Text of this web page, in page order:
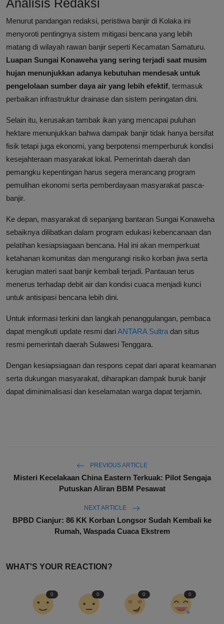
Analisis Redaksi
Menurut pandangan redaksi, peristiwa banjir di Kolaka ini
menyoroti pentingnya sistem mitigasi bencana yang lebih
matang di wilayah rawan banjir seperti Kecamatan Samaturu.
Luapan Sungai Konaweha yang sering terjadi saat musim
hujan menunjukkan adanya kebutuhan mendesak untuk
pengelolaan sumber daya air yang lebih efektif, termasuk
perbaikan infrastruktur drainase dan sistem peringatan dini.
Selain itu, kerusakan tambak ikan yang mencapai puluhan
hektare menunjukkan bahwa dampak banjir tidak hanya bersifat
fisik tetapi juga ekonomi, yang berpotensi memperburuk kondisi
kesejahteraan masyarakat lokal. Pemerintah daerah dan
pemangku kepentingan harus segera merancang program
pemulihan ekonomi serta pemberdayaan masyarakat pasca-
banjir.
Ke depan, masyarakat di sepanjang bantaran Sungai Konaweha
sebaiknya dilibatkan dalam program edukasi kebencanaan dan
pelatihan kesiapsiagaan bencana. Hal ini akan memperkuat
ketahanan komunitas dan mengurangi risiko korban jiwa serta
kerugian materi saat banjir kembali terjadi. Pantauan terus
menerus terhadap debit air dan kondisi cuaca menjadi kunci
untuk antisipasi bencana lebih dini.
Untuk informasi terkini dan langkah penanggulangan, pembaca
dapat mengikuti update resmi dariANTARA Sultra dan situs
resmi pemerintah daerah Sulawesi Tenggara.
Dengan kesiapsiagaan dan respons cepat dari aparat keamanan
serta dukungan masyarakat, diharapkan dampak buruk banjir
dapat diminimalisasi dan keselamatan warga dapat terjamin.
PREVIOUS ARTICLE
Misteri Kecelakaan China Eastern Terkuak: Pilot Sengaja
Putuskan Aliran BBM Pesawat
NEXT ARTICLE
BPBD Cianjur: 86 KK Korban Longsor Sudah Kembali ke
Rumah, Waspada Cuaca Ekstrem
WHAT'S YOUR REACTION?
0 0 0 0